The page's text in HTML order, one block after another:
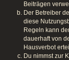
Beiträgen
Der Betreiber
diese
Regeln kann
dauerhaft von
Hausverbot
Du nimmst zur